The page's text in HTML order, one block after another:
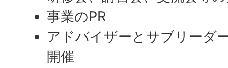
事業のPR
アドバイザーとサブリーダ
開催